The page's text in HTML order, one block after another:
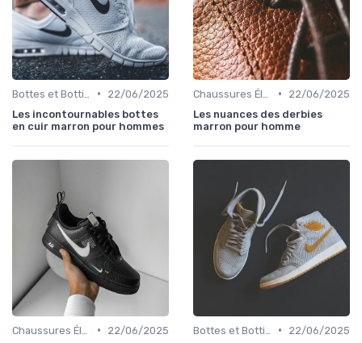
•
22/06/2025
Les incontournables bottes
en cuir marron pour hommes
•
22/06/2025
Les nuances des derbies
marron pour homme
•
22/06/2025
•
22/06/2025